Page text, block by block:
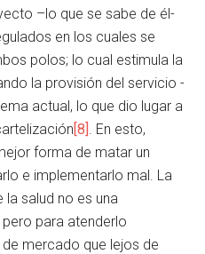
–lo que se sabe de él-
en los cuales se
polos; lo cual estimula la
la provisión del servicio -
actual, lo que dio lugar a
[8]. En esto,
forma de matar un
e implementarlo mal. La
la salud no es una
para atenderlo
mercado que lejos de